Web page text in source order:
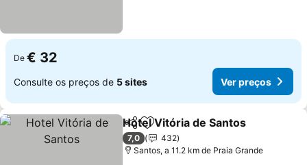
De € 32
Consulte os preços de 5 sites Ver preços
PartilharAdicionar aos favoritos
Hotel Vitória de Santos
7,0
432
Santos, a 11.2 km de Praia Grande